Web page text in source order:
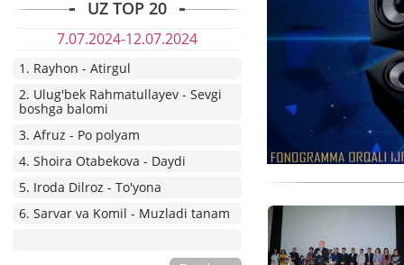
UZ TOP 20
7.07.2024-12.07.2024
1. Rayhon - Atirgul
2. Ulug'bek Rahmatullayev - Sevgi
boshga balomi
3. Afruz - Po polyam
4. Shoira Otabekova - Daydi
5. Iroda Dilroz - To'yona
6. Sarvar va Komil - Muzladi tanam